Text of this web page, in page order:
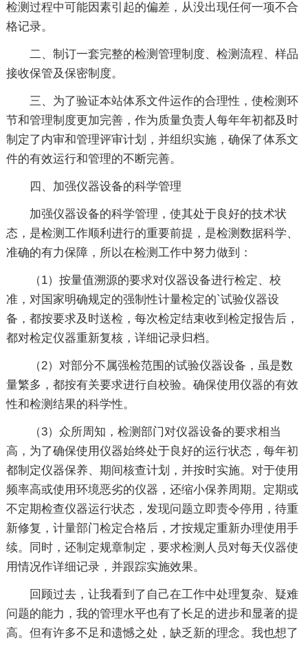
检测过程中可能因素引起的偏差，从没出现任何一项不合
格记录。
二、制订一套完整的检测管理制度、检测流程、样品
接收保管及保密制度。
三、为了验证本站体系文件运作的合理性，使检测环
节和管理制度更加完善，作为质量负责人每年年初都及时
制定了内审和管理评审计划，并组织实施，确保了体系文
件的有效运行和管理的不断完善。
四、加强仪器设备的科学管理
加强仪器设备的科学管理，使其处于良好的技术状
态，是检测工作顺利进行的重要前提，是检测数据科学、
准确的有力保障，所以在检测工作中努力做到：
（1）按量值溯源的要求对仪器设备进行检定、校
准，对国家明确规定的强制性计量检定的`试验仪器设
备，都按要求及时送检，每次检定结束收到检定报告后，
都对检定仪器重新复核，详细记录归档。
（2）对部分不属强检范围的试验仪器设备，虽是数
量繁多，都按有关要求进行自校验。确保使用仪器的有效
性和检测结果的科学性。
（3）众所周知，检测部门对仪器设备的要求相当
高，为了确保使用仪器始终处于良好的运行状态，每年初
都制定仪器保养、期间核查计划，并按时实施。对于使用
频率高或使用环境恶劣的仪器，还缩小保养周期。定期或
不定期检查仪器运行状态，发现问题立即责令停用，待重
新修复，计量部门检定合格后，才按规定重新办理使用手
续。同时，还制定规章制定，要求检测人员对每天仪器使
用情况作详细记录，并跟踪实施效果。
回顾过去，让我看到了自己在工作中处理复杂、疑难
问题的能力，我的管理水平也有了长足的进步和显著的提
高。但有许多不足和遗憾之处，缺乏新的理念。我也想了